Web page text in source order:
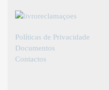
Políticas de Privacidade
Documentos
Contactos